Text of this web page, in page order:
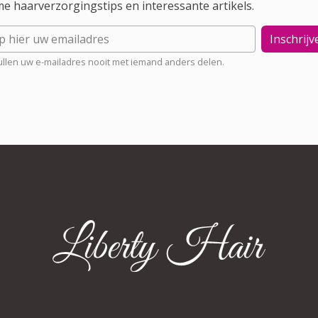
haarverzorgingstips en interessante artikels.
uw e-mailadres nooit met iemand anders delen.